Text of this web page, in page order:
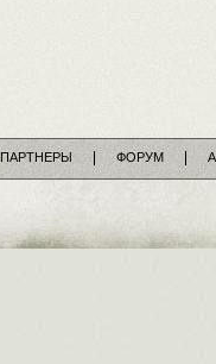
ПАРТНЕРЫ ФОРУМ